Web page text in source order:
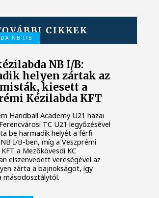
CIKKEK
NB I/B
NB I/B:
helyen zártak az
kiesett a
Kézilabda KFT
Handball Academy U21 hazai
TC U21 legyőzésével
be harmadik helyét a férfi
I/B-ben, míg a Veszprémi
a Mezőkövesdi KC
elszenvedett vereségével az
zárta a bajnokságot, így
másodosztálytól.